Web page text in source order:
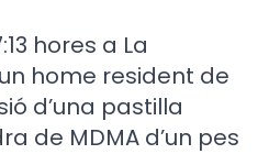
hores a La
home resident de
d’una pastilla
de MDMA d’un pes